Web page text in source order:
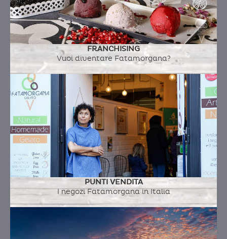
FRANCHISING
Vuoi diventare Fatamorgana?
PUNTI VENDITA
I negozi Fatamorgana in Italia